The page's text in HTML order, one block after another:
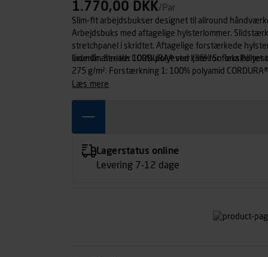
1.770,00 DKK/Par
Slim-fit arbejdsbukser designet til allround
Arbejdsbuks med aftagelige hylsterlommer.
stretchpanel i skridtet. Aftagelige forstærkede
inderlår. Stretch CORDURA® ved knæ for fleksibilitet
Grundmateriale: 100% polyester (36% Sorona
275 g/m². Forstærkning 1: 100% polyamid
CORDURA®, 320 g/m².
læs mere
Lagerstatus online
Levering 7-12 dage